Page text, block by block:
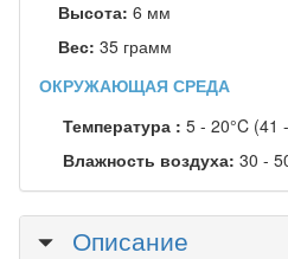
Высота: 6 мм
Вес: 35 грамм
ОКРУЖАЮЩАЯ СРЕДА
Температура : 5 - 20°C (41
Влажность воздуха: 30 -
Скрыть
Описание